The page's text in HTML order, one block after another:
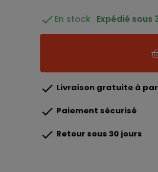
 En stock Expédié sous
 Livraison gratuite à
 Paiement sécurisé
 Retour sous 30 jours